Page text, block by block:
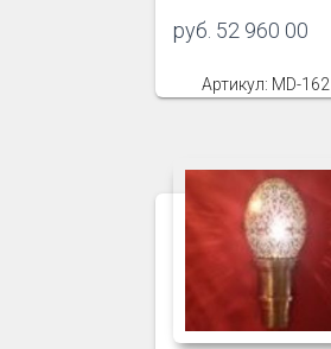
руб. 52 960 00
Артикул: MD-162